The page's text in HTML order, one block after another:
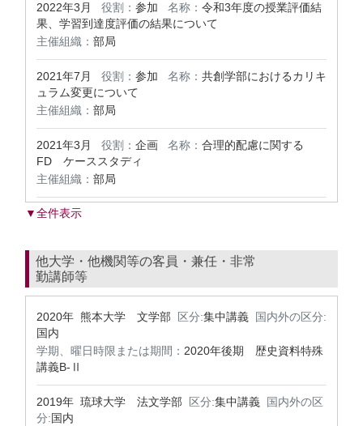
2022年3月 役割： 参加 名称： 令和3年度の授業評価結
果、学習到達度評価の結果について
主催組織： 部局
2021年7月 役割： 参加 名称： 共創学部におけるカリキ
ュラム変更について
主催組織： 部局
2021年3月 役割： 企画 名称： 合理的配慮に関する
FD ケーススタディ
主催組織： 部局
▼全件表示
他大学・他機関等の客員・兼任・非常
勤講師等
2020年 熊本大学 文学部 区分:集中講義
国内外の区分:
国内
学期、曜日時限または期間： 2020年後期 歴史資料特殊
講義B-Ⅱ
2019年 琉球大学 法文学部 区分:集中講義
国内外の区
分:国内